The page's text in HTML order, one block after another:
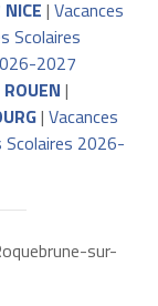
NICE | Vacances
Scolaires
2027
ROUEN |
| Vacances
Scolaires 2026-
sur-